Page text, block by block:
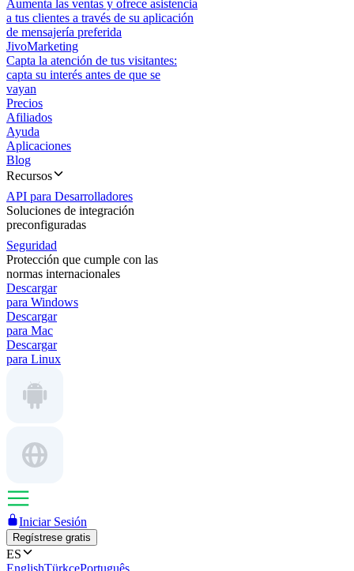
Aumenta las ventas y ofrece asistencia
a tus clientes a través de su aplicación
de mensajería preferida
JivoMarketing
Capta la atención de tus visitantes:
capta su interés antes de que se
vayan
Precios
Afiliados
Ayuda
Aplicaciones
Blog
Recursos
API para Desarrolladores
Soluciones de integración
preconfiguradas
Seguridad
Protección que cumple con las
normas internacionales
Descargar
para Windows
Descargar
para Mac
Descargar
para Linux
Iniciar Sesión
Regístrese gratis
ES
EnglishTürkçePortuguês